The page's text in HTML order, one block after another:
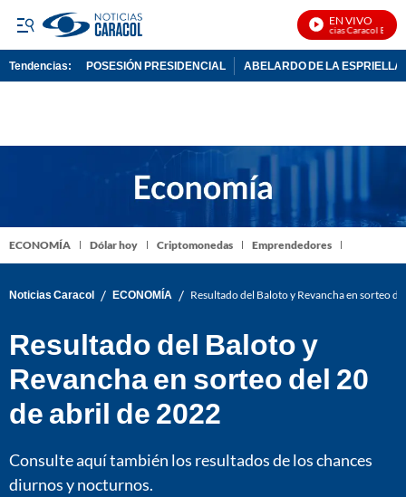
EN VIVO
Noticias Caracol En Vivo
Tendencias: POSESIÓN PRESIDENCIAL ABELARDO DE LA ESPRIELLA
ECONOMÍA Dólar hoy Criptomonedas Emprendedores
Noticias Caracol / ECONOMÍA / Resultado del Baloto y Revancha en sorteo
Resultado del Baloto y
Revancha en sorteo del 20
de abril de 2022
Consulte aquí también los resultados de los chances
diurnos y nocturnos.